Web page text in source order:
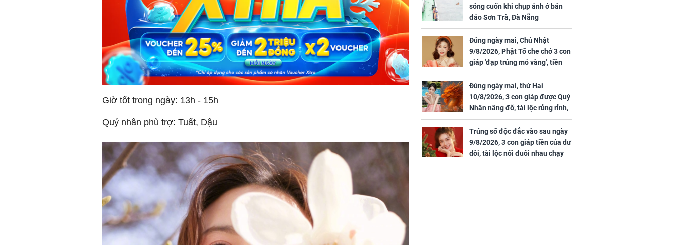
Giờ tốt trong ngày: 13h - 15h
Quý nhân phù trợ: Tuất, Dậu
phản hồi tin yêu trai
trẻ kém 36 tuổi
giáp mưa thuận gió
hòa, tiền về như nước,
bạc vàng dư dả, Phú
Quý Vinh Hoa, vận
trình khai sáng
đại thắng phòng vé,
doanh thu vượt 8.600
tỷ đồng
sóng cuốn khi chụp ảnh ở bán
đảo Sơn Trà, Đà Nẵng
Đúng ngày mai, Chủ Nhật
9/8/2026, Phật Tổ che chở 3 con
giáp 'đạp trúng mỏ vàng', tiền
bạc nhiều như lá sung, sự
nghiệp vượng phát
Đúng ngày mai, thứ Hai
10/8/2026, 3 con giáp được Quý
Nhân nâng đỡ, tài lộc rủng rỉnh,
yên tâm hưởng vinh hoa Phú
Quý
Trúng số độc đắc vào sau ngày
9/8/2026, 3 con giáp tiền của dư
dôi, tài lộc nối đuôi nhau chạy